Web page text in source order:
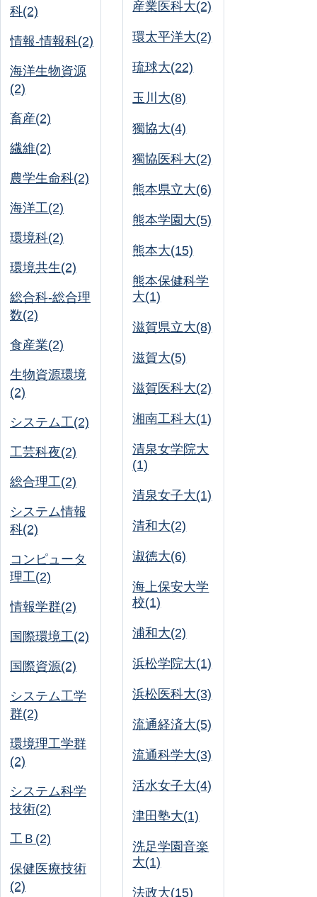
科(2)
情報-情報科(2)
海洋生物資源
(2)
畜産(2)
繊維(2)
農学生命科(2)
海洋工(2)
環境科(2)
環境共生(2)
総合科-総合理
数(2)
食産業(2)
生物資源環境
(2)
システム工(2)
工芸科夜(2)
総合理工(2)
システム情報
科(2)
コンピュータ
理工(2)
情報学群(2)
国際環境工(2)
国際資源(2)
システム工学
群(2)
環境理工学群
(2)
システム科学
技術(2)
工Ｂ(2)
保健医療技術
(2)
産業医科大(2)
環太平洋大(2)
琉球大(22)
玉川大(8)
獨協大(4)
獨協医科大(2)
熊本県立大(6)
熊本学園大(5)
熊本大(15)
熊本保健科学
大(1)
滋賀県立大(8)
滋賀大(5)
滋賀医科大(2)
湘南工科大(1)
清泉女学院大
(1)
清泉女子大(1)
清和大(2)
淑徳大(6)
海上保安大学
校(1)
浦和大(2)
浜松学院大(1)
浜松医科大(3)
流通経済大(5)
流通科学大(3)
活水女子大(4)
津田塾大(1)
洗足学園音楽
大(1)
法政大(15)